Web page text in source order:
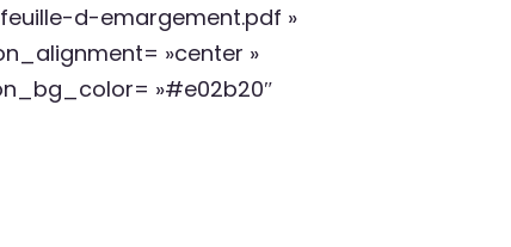
d-emargement.pdf »
»center »
»#e02b20″